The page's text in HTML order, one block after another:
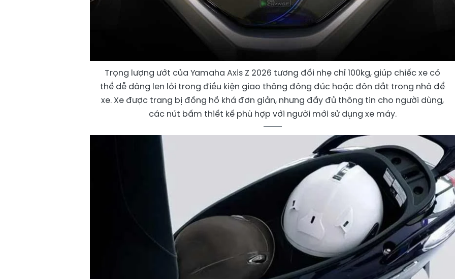
Trọng lượng ướt của Yamaha Axis Z 2026 tương đối nhẹ chỉ 100kg, giúp chiếc xe có
thể dễ dàng len lỏi trong điều kiện giao thông đông đúc hoặc đôn dắt trong nhà để
xe. Xe được trang bị đồng hồ khá đơn giản, nhưng đầy đủ thông tin cho người dùng,
các nút bấm thiết kế phù hợp với người mới sử dụng xe máy.